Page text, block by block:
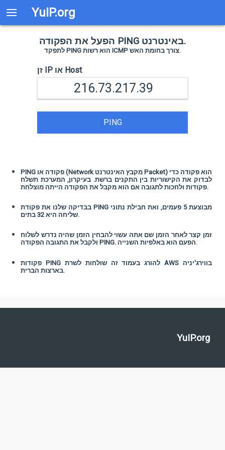
YuIP.org
הפעל את הפקודה PING באינטרנט.
לתפקד PING הוא רשות ICMP צורך בחומת האש.
זן IP או Host
PING
PING פקודה או (Network מקבץ האינטרנט Packet) הוא פקודה כדי
לבדוק את הקישוריות בין התקנים ברשת. בעיקרון, המערכת תשלח
פקודות ולחכות לתגובה אם הוא מקבל את הפקודה הייתה מוצלחת.
בבדיקה שלנו את פקודת PING מבוצעת 5 פעמים, ואת חבילת נתוני
שליחה היא 32 בתים.
זמן קצר לאחר הזמן שם אתה עשוי להבחין הזמן שהיה נדרש לשלוח
ולקבל את התגובה הפקודה PING. הפעם הוא באלפיות השנייה.
פקודות PING להורג בעמוד זה שולחות לשרת AWS בווירג'יניה
בארצות הברית.
YuIP.org